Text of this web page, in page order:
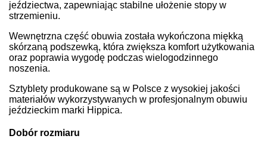
jeździectwa, zapewniając stabilne ułożenie stopy w
strzemieniu.
Wewnętrzna część obuwia została wykończona miękką
skórzaną podszewką, która zwiększa komfort użytkowania
oraz poprawia wygodę podczas wielogodzinnego
noszenia.
Sztyblety produkowane są w Polsce z wysokiej jakości
materiałów wykorzystywanych w profesjonalnym obuwiu
jeździeckim marki Hippica.
Dobór rozmiaru